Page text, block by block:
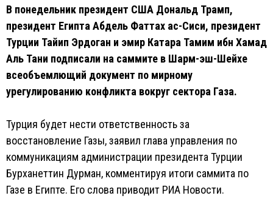
В понедельник президент США Дональд Трамп,
президент Египта Абдель Фаттах ас-Сиси, президент
Турции Тайип Эрдоган и эмир Катара Тамим ибн Хамад
Аль Тани подписали на саммите в Шарм-эш-Шейхе
всеобъемлющий документ по мирному
урегулированию конфликта вокруг сектора Газа.
Турция будет нести ответственность за
восстановление Газы, заявил глава управления по
коммуникациям администрации президента Турции
Бурханеттин Дурман, комментируя итоги саммита по
Газе в Египте. Его слова приводит РИА Новости.